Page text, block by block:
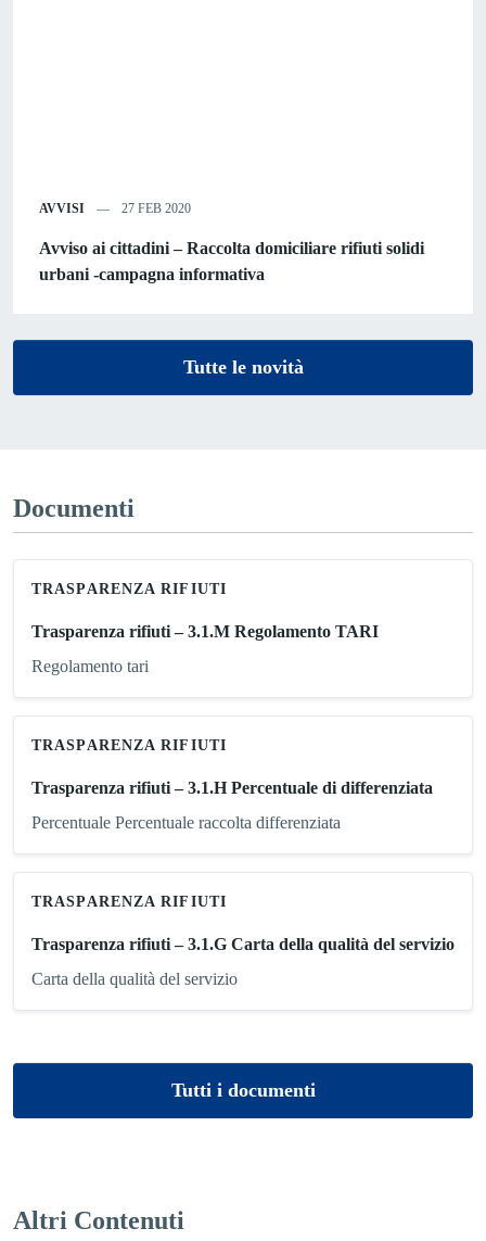
AVVISI 27 FEB 2020
Avviso ai cittadini – Raccolta domiciliare rifiuti solidi
urbani -campagna informativa
Tutte le novità
Documenti
TRASPARENZA RIFIUTI
Trasparenza rifiuti – 3.1.M Regolamento TARI
Regolamento tari
TRASPARENZA RIFIUTI
Trasparenza rifiuti – 3.1.H Percentuale di differenziata
Percentuale Percentuale raccolta differenziata
TRASPARENZA RIFIUTI
Trasparenza rifiuti – 3.1.G Carta della qualità del servizio
Carta della qualità del servizio
Tutti i documenti
Altri Contenuti